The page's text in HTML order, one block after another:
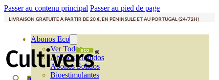
Passer au contenu principal Passer au pied de page
LIVRAISON GRATUITE À PARTIR DE 20 €, EN PÉNINSULE ET AU PORTUGAL (24/72H)
Abonos Eco
Ver Todos
Abonos Líquidos
Abonos Solidos
Bioestimulantes